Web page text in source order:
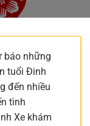
báo những
tuổi Đinh
đến nhiều
tình
Xe khám